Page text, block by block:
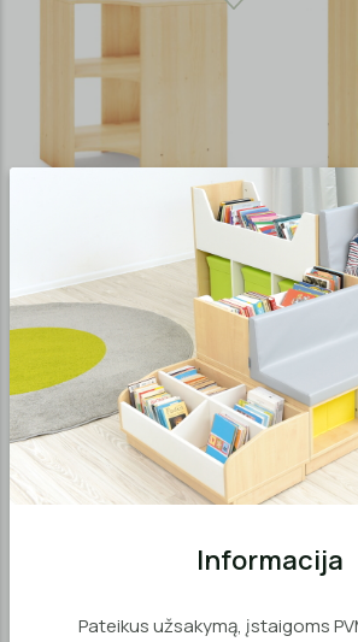
Kampinė spintelė MAXI
COLOR
MD02256
stalčių
NAUJIENLAIŠKIS
Gaukite „Medrika“
Informacija
Pateikus užsakymą, įstaigoms